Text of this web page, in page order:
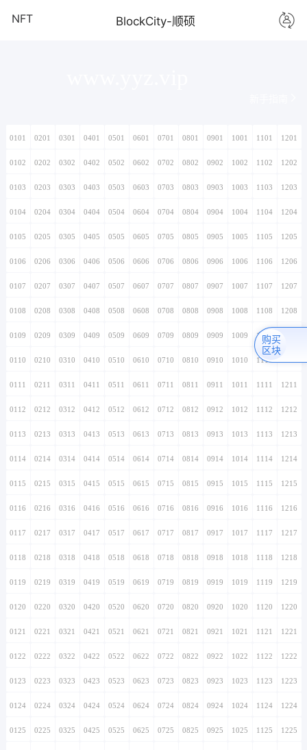
NFT BlockCity-顺硕
0101 0201 0301 0401 0501 0601 0701 0801 0901 1001 1101 1201
0102 0202 0302 0402 0502 0602 0702 0802 0902 1002 1102 1202
0103 0203 0303 0403 0503 0603 0703 0803 0903 1003 1103 1203
0104 0204 0304 0404 0504 0604 0704 0804 0904 1004 1104 1204
0105 0205 0305 0405 0505 0605 0705 0805 0905 1005 1105 1205
0106 0206 0306 0406 0506 0606 0706 0806 0906 1006 1106 1206
0107 0207 0307 0407 0507 0607 0707 0807 0907 1007 1107 1207
0108 0208 0308 0408 0508 0608 0708 0808 0908 1008 1108 1208
0109 0209 0309 0409 0509 0609 0709 0809 0909 1009 1109
0110 0210 0310 0410 0510 0610 0710 0810 0910 1010 1110
0111 0211 0311 0411 0511 0611 0711 0811 0911 1011 1111 1211
0112 0212 0312 0412 0512 0612 0712 0812 0912 1012 1112 1212
0113 0213 0313 0413 0513 0613 0713 0813 0913 1013 1113 1213
0114 0214 0314 0414 0514 0614 0714 0814 0914 1014 1114 1214
0115 0215 0315 0415 0515 0615 0715 0815 0915 1015 1115 1215
0116 0216 0316 0416 0516 0616 0716 0816 0916 1016 1116 1216
0117 0217 0317 0417 0517 0617 0717 0817 0917 1017 1117 1217
0118 0218 0318 0418 0518 0618 0718 0818 0918 1018 1118 1218
0119 0219 0319 0419 0519 0619 0719 0819 0919 1019 1119 1219
0120 0220 0320 0420 0520 0620 0720 0820 0920 1020 1120 1220
0121 0221 0321 0421 0521 0621 0721 0821 0921 1021 1121 1221
0122 0222 0322 0422 0522 0622 0722 0822 0922 1022 1122 1222
0123 0223 0323 0423 0523 0623 0723 0823 0923 1023 1123 1223
0124 0224 0324 0424 0524 0624 0724 0824 0924 1024 1124 1224
0125 0225 0325 0425 0525 0625 0725 0825 0925 1025 1125 1225
购买
区块